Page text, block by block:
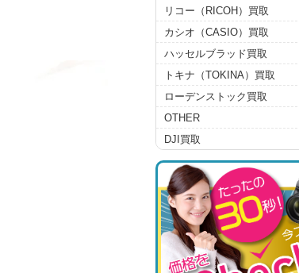
リコー（RICOH）買取
カシオ（CASIO）買取
ハッセルブラッド買取
トキナ（TOKINA）買取
ローデンストック買取
OTHER
DJI買取